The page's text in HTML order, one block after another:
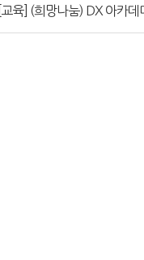
[교육] (희망나눔) DX 아카데